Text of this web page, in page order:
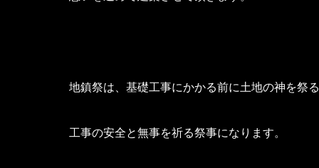
地鎮祭は、基礎工事にかかる前に土地の神を祭
工事の安全と無事を祈る祭事になります。